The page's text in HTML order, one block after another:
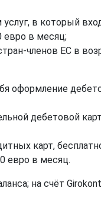
в который
евро в месяц;
членов ЕС в
оформление
дебетовой
карт,
евро в месяц.
на счёт